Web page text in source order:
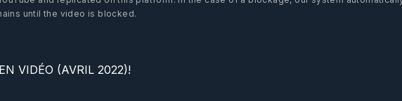
until the video is blocked.
VIDÉO (AVRIL 2022)!